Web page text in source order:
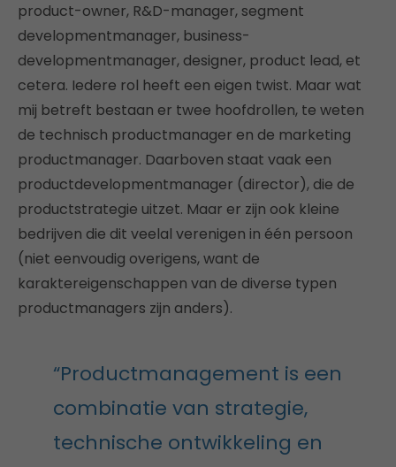
product-owner, R&D-manager, segment
developmentmanager, business-
developmentmanager, designer, product lead, et
cetera. Iedere rol heeft een eigen twist. Maar wat
mij betreft bestaan er twee hoofdrollen, te weten
de technisch productmanager en de marketing
productmanager. Daarboven staat vaak een
productdevelopmentmanager (director), die de
productstrategie uitzet. Maar er zijn ook kleine
bedrijven die dit veelal verenigen in één persoon
(niet eenvoudig overigens, want de
karaktereigenschappen van de diverse typen
productmanagers zijn anders).
“Productmanagement is een
combinatie van strategie,
technische ontwikkeling en